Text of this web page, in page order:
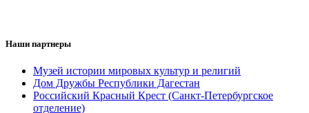
Наши партнеры
Музей истории мировых культур и религий
Дом Дружбы Республики Дагестан
Российский Красный Крест (Санкт-Петербургское
отделение)